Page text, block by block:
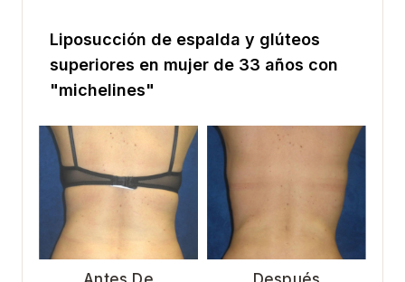
Liposucción de espalda y glúteos
superiores en mujer de 33 años con
"michelines"